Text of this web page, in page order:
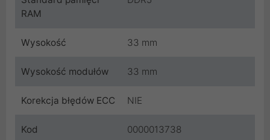
RAM
Wysokość 33 mm
Wysokość modułów 33 mm
Korekcja błędów ECC NIE
Kod 0000013738